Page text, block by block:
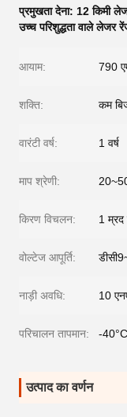
प्रमुखता देना: 12 किमी
उच्च परिशुद्धता वाले लेजर
आयाम: 790
शक्ति: कम
वारंटी वर्ष: 1 वर्ष
माप श्रेणी:
किरण विचलन: 1
वोल्टेज आपूर्ति:
नाड़ी अवधि: 10
परिचालन तापमान: -
उत्पाद का वर्णन